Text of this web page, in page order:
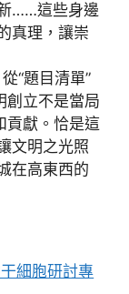
……這些身邊
真理，讓崇
“題目清單”
創立不是當局
貢獻。恰是這
文明之光照
在高東西的
細胞研討專